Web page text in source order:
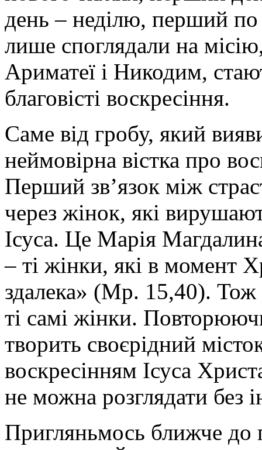
день – неділю, перший
лише споглядали на
Ариматеї і Никодим,
благовісті воскресіння.
Саме від гробу, який
неймовірна вістка про
Перший зв’язок між
через жінок, які
Ісуса. Це Марія
– ті жінки, які в момент
здалека» (Мр. 15,40). Тож
ті самі жінки.
творить своєрідний
воскресінням Ісуса
не можна розглядати без
Пригляньмось ближче до